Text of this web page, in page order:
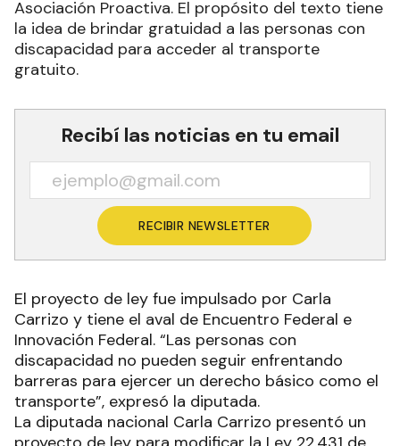
Asociación Proactiva. El propósito del texto tiene
la idea de brindar gratuidad a las personas con
discapacidad para acceder al transporte
gratuito.
Recibí las noticias en tu email
RECIBIR NEWSLETTER
El proyecto de ley fue impulsado por Carla
Carrizo y tiene el aval de Encuentro Federal e
Innovación Federal. “Las personas con
discapacidad no pueden seguir enfrentando
barreras para ejercer un derecho básico como el
transporte”, expresó la diputada.
La diputada nacional Carla Carrizo presentó un